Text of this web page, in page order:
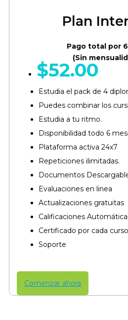
Plan
Pago total por
(Sin
$52.00
Estudia el pack de 4
Puedes combinar los
Estudia a tu ritmo.
Disponibilidad todo 6
Plataforma activa 24x7
Repeticiones ilimitadas.
Documentos
Evaluaciones en linea
Actualizaciones gratuitas
Calificaciones
Certificado por cada curso​
Soporte
Comenzar ahora